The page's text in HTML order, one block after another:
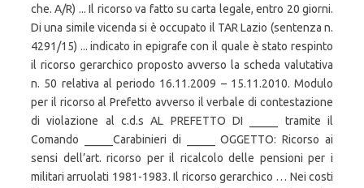
che. A/R) ... Il ricorso va fatto su carta legale, entro 20 giorni.
Di una simile vicenda si è occupato il TAR Lazio (sentenza n.
4291/15) ... indicato in epigrafe con il quale è stato respinto
il ricorso gerarchico proposto avverso la scheda valutativa
n. 50 relativa al periodo 16.11.2009 – 15.11.2010. Modulo
per il ricorso al Prefetto avverso il verbale di contestazione
di violazione al c.d.s AL PREFETTO DI _____ tramite il
Comando _____Carabinieri di _____ OGGETTO: Ricorso ai
sensi dell’art. ricorso per il ricalcolo delle pensioni per i
militari arruolati 1981-1983. Il ricorso gerarchico … Nei costi